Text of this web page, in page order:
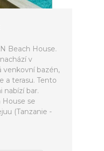
Beach House.
v
venkovní bazén,
a terasu. Tento
nabízí bar.
House se
(Tanzanie -